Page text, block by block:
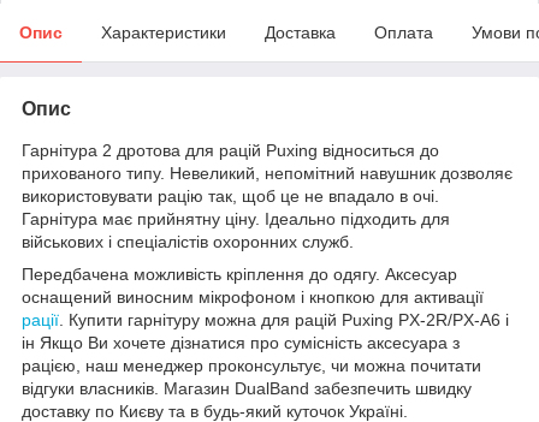
Опис Характеристики Доставка Оплата Умови
Опис
Гарнітура 2 дротова для рацій Puxing відноситься до
прихованого типу. Невеликий, непомітний навушник дозволяє
використовувати рацію так, щоб це не впадало в очі.
Гарнітура має прийнятну ціну. Ідеально підходить для
військових і спеціалістів охоронних служб.
Передбачена можливість кріплення до одягу. Аксесуар
оснащений виносним мікрофоном і кнопкою для активації
рації . Купити гарнітуру можна для рацій Puxing PX-2R/PX-A6 і
ін Якщо Ви хочете дізнатися про сумісність аксесуара з
рацією, наш менеджер проконсультує, чи можна почитати
відгуки власників. Магазин DualBand забезпечить швидку
доставку по Києву та в будь-який куточок Україні.